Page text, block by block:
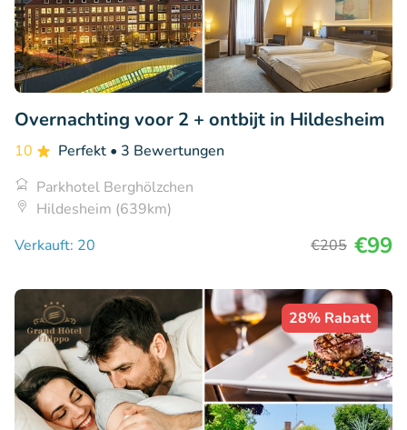
Overnachting voor 2 + ontbijt in Hildesheim
10 Perfekt • 3 Bewertungen
Parkhotel Berghölzchen
Hildesheim (639km)
Verkauft: 20
€205 €99
28% Rabatt